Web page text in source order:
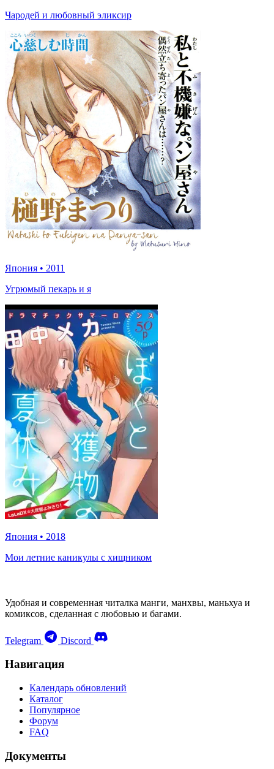
Чародей и любовный эликсир
Япония • 2011
Угрюмый пекарь и я
Япония • 2018
Мои летние каникулы с хищником
Удобная и современная читалка манги, манхвы, маньхуа и
комиксов, сделанная с любовью и багами.
Telegram Discord
Навигация
Календарь обновлений
Каталог
Популярное
Форум
FAQ
Документы